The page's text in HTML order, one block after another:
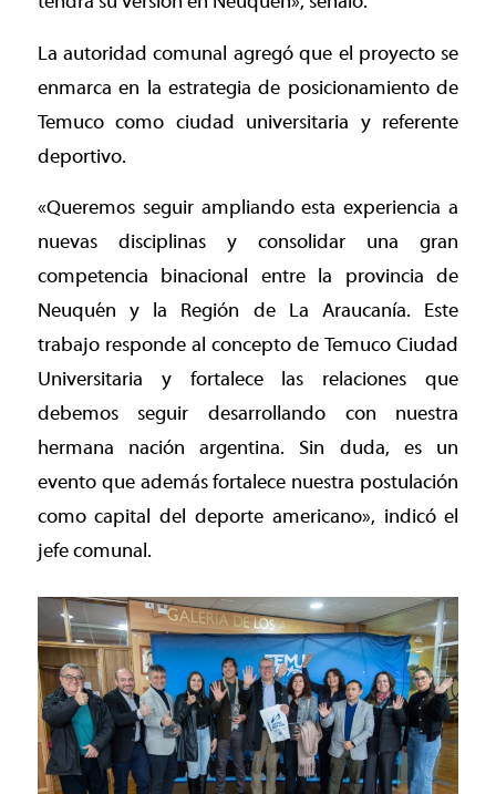
La autoridad comunal agregó que el proyecto se
enmarca en la estrategia de posicionamiento de
Temuco como ciudad universitaria y referente
deportivo.
«Queremos seguir ampliando esta experiencia a
nuevas disciplinas y consolidar una gran
competencia binacional entre la provincia de
Neuquén y la Región de La Araucanía. Este
trabajo responde al concepto de Temuco Ciudad
Universitaria y fortalece las relaciones que
debemos seguir desarrollando con nuestra
hermana nación argentina. Sin duda, es un
evento que además fortalece nuestra postulación
como capital del deporte americano», indicó el
jefe comunal.